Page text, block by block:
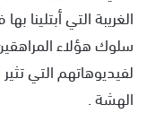
الغريبة التي أبتلينا
سلوك هؤلاء
لفيديوهاتهم التي
الهشة .